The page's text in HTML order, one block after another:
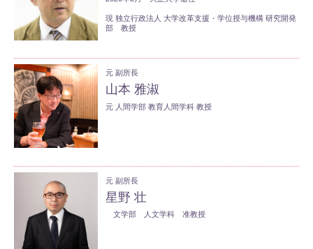
現 独立行政法人 大学改革支援・学位授与機構 研究開発
部 教授
元 副所長
山本 雅淑
元 人間学部 教育人間学科 教授
元 副所長
星野 壮
文学部 人文学科 准教授